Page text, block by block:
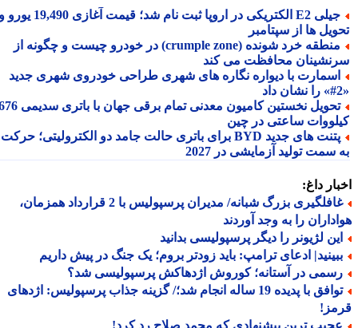
جیلی E2 الکتریکی در اروپا ثبت نام شد؛ قیمت آغازی 19,490 یورو و
ها از سپتامبر
منطقه خرد شونده (crumple zone) در خودرو چیست و چگونه از
محافظت می کند
با دیواره نگاره های شهری طراحی خودروی شهری جدید
تحویل نخستین کامیون معدنی تمام برقی جهان با باتری سدیمی 676
ساعتی در چین
پتنت های جدید BYD برای باتری حالت جامد دو الکترولیتی؛ حرکت
سمت تولید آزمایشی در 2027
داغ:
غافلگیری بزرگ شبانه/ مدیران پرسپولیس با 2 قرارداد همزمان،
را به وجد آوردند
لژیونر را دیگر پرسپولیسی بدانید
ادعای ترامپ: باید زودتر بروم؛ یک جنگ در پیش داریم
در آستانه؛ کوروش اژدهاکش پرسپولیسی شد؟
توافق با پدیده 19 ساله انجام شد؛/ گزینه جذاب پرسپولیس: اژدهای